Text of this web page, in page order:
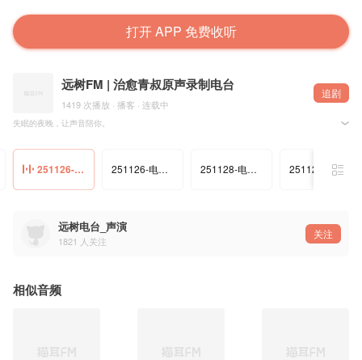
打开 APP 免费收听
远树FM | 治愈青叔原声录制电台
1419 次播放 · 播客 · 连载中
追剧
失眠的夜晚，让声音陪你。
251126-电台-念旧，别回头-司命 251126-电台-时光如水-66 251128-电台-落潮的夜里没有人听见 251128-电台-鞋尖上的裂痕-司命
远树电台_声演
1821 人关注
关注
相似音频